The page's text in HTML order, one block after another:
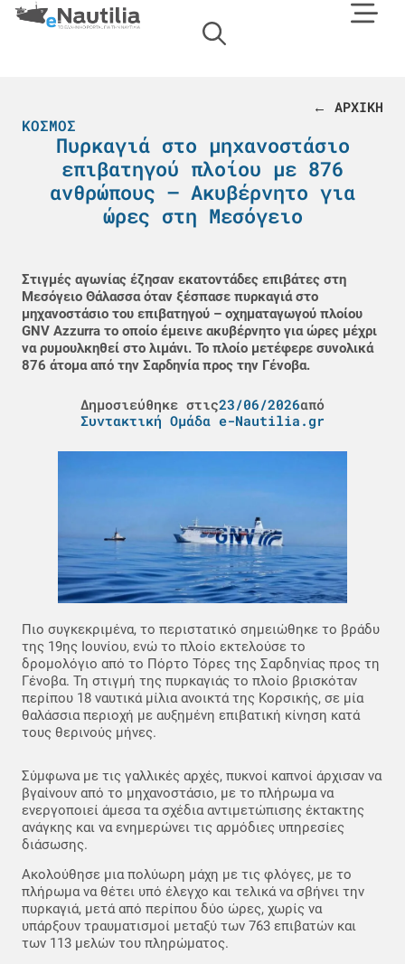
← ΑΡΧΙΚΗ
ΚΌΣΜΟΣ
Πυρκαγιά στο μηχανοστάσιο
επιβατηγού πλοίου με 876
ανθρώπους – Ακυβέρνητο για
ώρες στη Μεσόγειο
Στιγμές αγωνίας έζησαν εκατοντάδες επιβάτες στη
Μεσόγειο Θάλασσα όταν ξέσπασε πυρκαγιά στο
μηχανοστάσιο του επιβατηγού – οχηματαγωγού πλοίου
GNV Azzurra το οποίο έμεινε ακυβέρνητο για ώρες μέχρι
να ρυμουλκηθεί στο λιμάνι. Το πλοίο μετέφερε συνολικά
876 άτομα από την Σαρδηνία προς την Γένοβα.
Δημοσιεύθηκε στις23/06/2026από
Συντακτική Ομάδα e-Nautilia.gr
Πιο συγκεκριμένα, το περιστατικό σημειώθηκε το βράδυ
της 19ης Ιουνίου, ενώ το πλοίο εκτελούσε το
δρομολόγιο από το Πόρτο Τόρες της Σαρδηνίας προς τη
Γένοβα. Τη στιγμή της πυρκαγιάς το πλοίο βρισκόταν
περίπου 18 ναυτικά μίλια ανοικτά της Κορσικής, σε μία
θαλάσσια περιοχή με αυξημένη επιβατική κίνηση κατά
τους θερινούς μήνες.
Σύμφωνα με τις γαλλικές αρχές, πυκνοί καπνοί άρχισαν να
βγαίνουν από το μηχανοστάσιο, με το πλήρωμα να
ενεργοποιεί άμεσα τα σχέδια αντιμετώπισης έκτακτης
ανάγκης και να ενημερώνει τις αρμόδιες υπηρεσίες
διάσωσης.
Ακολούθησε μια πολύωρη μάχη με τις φλόγες, με το
πλήρωμα να θέτει υπό έλεγχο και τελικά να σβήνει την
πυρκαγιά, μετά από περίπου δύο ώρες, χωρίς να
υπάρξουν τραυματισμοί μεταξύ των 763 επιβατών και
των 113 μελών του πληρώματος.